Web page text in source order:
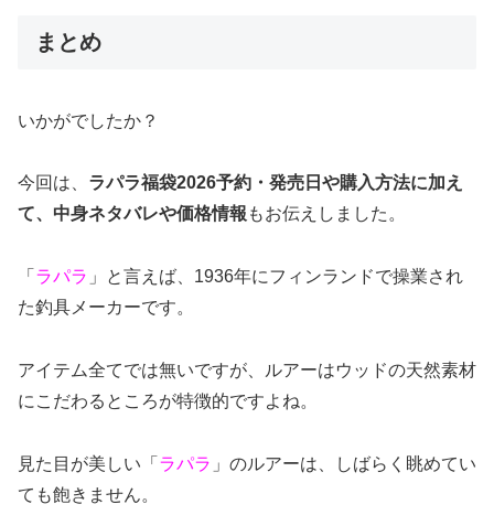
まとめ
いかがでしたか？
今回は、 ラパラ福袋2026予約・発売日や購入方法に加え
て、中身ネタバレや価格情報 もお伝えしました。
「 ラパラ 」と言えば、1936年にフィンランドで操業され
た釣具メーカーです。
アイテム全てでは無いですが、ルアーはウッドの天然素材
にこだわるところが特徴的ですよね。
見た目が美しい「 ラパラ 」のルアーは、しばらく眺めてい
ても飽きません。